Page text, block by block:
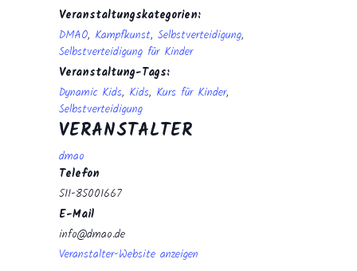
Veranstaltungskategorien:
DMAO, Kampfkunst, Selbstverteidigung,
Selbstverteidigung für Kinder
Veranstaltung-Tags:
Dynamic Kids, Kids, Kurs für Kinder,
Selbstverteidigung
VERANSTALTER
dmao
Telefon
511-85001667
E-Mail
info@dmao.de
Veranstalter-Website anzeigen